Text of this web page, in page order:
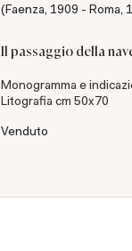
(Faenza, 1909 - Roma,
Il passaggio della
Monogramma e
Litografia cm 50x70
Venduto